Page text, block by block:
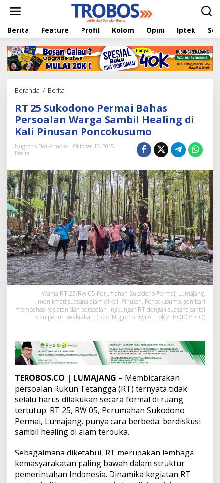
t
Berita Feature Profil Kolom Opini Iptek
Beranda / Berita
2
5
S
u
k
o
n
o
P
e
r
m
a
i
B
a
h
a
s
P
e
r
s
l
a
n
W
r
g
a
S
a
m
l
H
e
RT 25 Sukodono Permai Bahas
Persoalan Warga Sambil Healing di
Kali Pinusan Poncokusumo
Nugroho Dwi Atmoko
Oktober 13, 2025
Berita
Warga RT 25/RW 05 Perumahan Sukodono Permai, Lumajang,
menikmati suasana alam di Kali Pinusan, Poncokusumo, sembari
membahas kegiatan dan persoalan lingkungan RT dengan suasana santai
dan penuh keakraban. (Foto: Nugroho Dwi Atmoko/TROBOS.CO)
TEROBOS.CO | LUMAJANG – Membicarakan
persoalan Rukun Tetangga (RT) ternyata tidak
selalu harus dilakukan secara formal di ruang
tertutup. RT 25, RW 05, Perumahan Sukodono
Permai, Lumajang, punya cara berbeda: berdiskusi
sambil healing di alam terbuka.
Sebagaimana diketahui, RT merupakan lembaga
kemasyarakatan paling bawah dalam struktur
pemerintahan Indonesia. Dinamika kegiatan RT